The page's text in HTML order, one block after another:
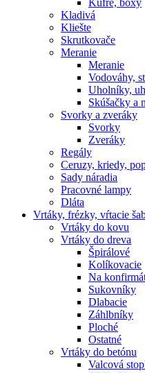
Kufre, boxy
Kladivá
Kliešte
Skrutkovače
Meranie
Meranie
Vodováhy,
Uholníky,
Skúšačky a
Svorky a zveráky
Svorky
Zveráky
Regály
Ceruzy, kriedy,
Sady náradia
Pracovné lampy
Dláta
Vrtáky, frézky, vŕtacie
Vrtáky do kovu
Vrtáky do dreva
Špirálové
Kolíkovacie
Na
Sukovníky
Dlabacie
Záhlbníky
Ploché
Ostatné
Vrtáky do betónu
Valcová